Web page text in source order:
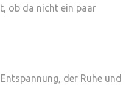
ob da nicht ein paar
der Ruhe und